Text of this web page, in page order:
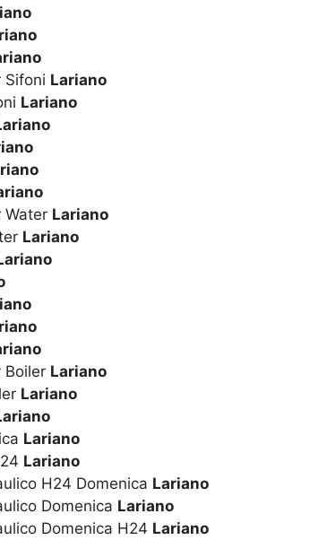
Sifoni Lariano
Lariano
Water Lariano
Lariano
Boiler Lariano
Lariano
Lariano
Lariano
H24 Domenica Lariano
Domenica Lariano
Domenica H24 Lariano